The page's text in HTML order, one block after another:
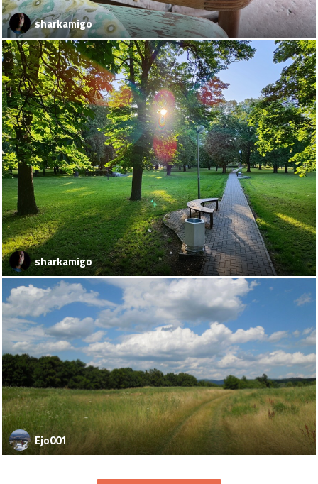
sharkamigo
sharkamigo
Ejo001